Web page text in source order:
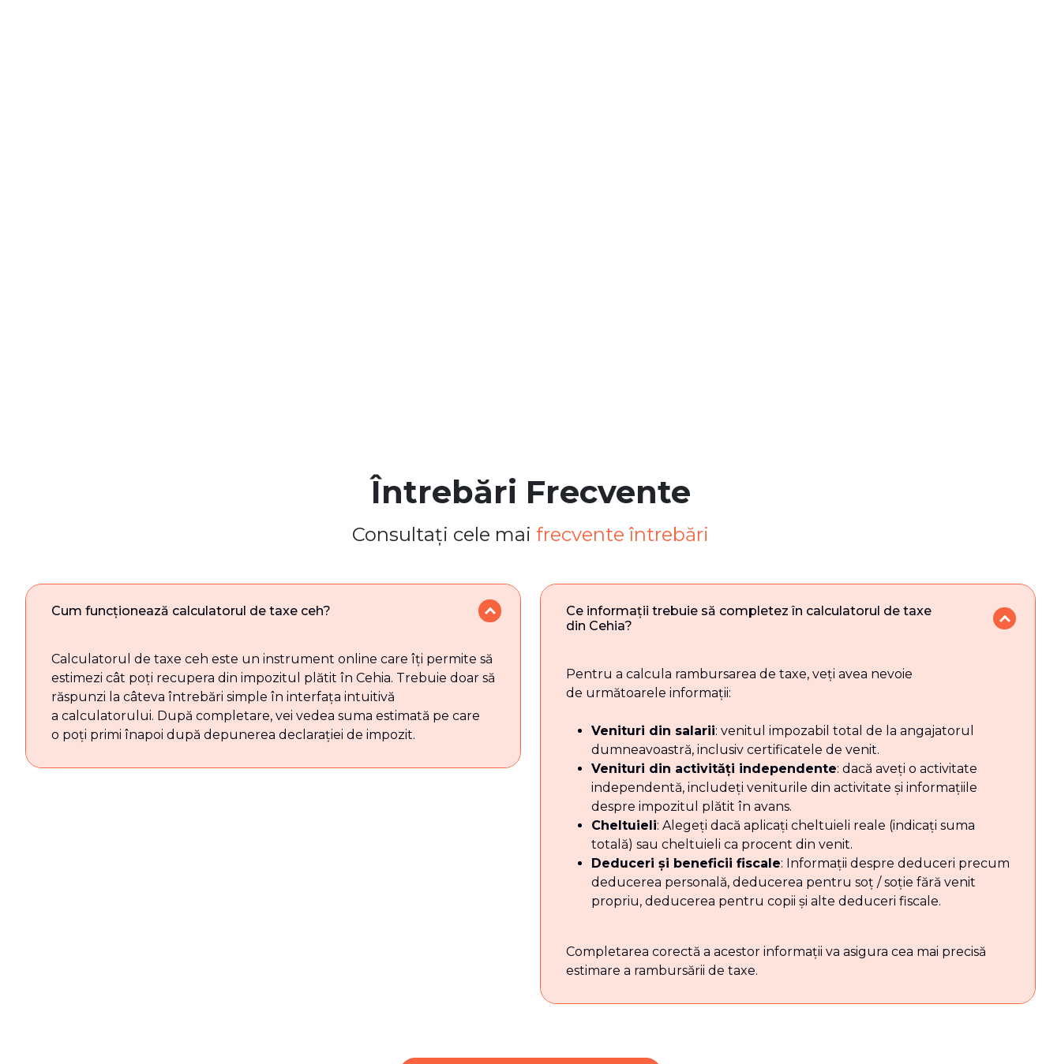
Întrebări Frecvente
Consultați cele mai frecvente întrebări
Cum funcționează calculatorul de taxe ceh?
Calculatorul de taxe ceh este un instrument online care îți permite să
estimezi cât poți recupera din impozitul plătit în Cehia. Trebuie doar să
răspunzi la câteva întrebări simple în interfața intuitivă
a calculatorului. După completare, vei vedea suma estimată pe care
o poți primi înapoi după depunerea declarației de impozit.
Ce informații trebuie să completez în calculatorul de taxe
din Cehia?
Pentru a calcula rambursarea de taxe, veți avea nevoie
de următoarele informații:
Venituri din salarii: venitul impozabil total de la angajatorul
dumneavoastră, inclusiv certificatele de venit.
Venituri din activități independente: dacă aveți o activitate
independentă, includeți veniturile din activitate și informațiile
despre impozitul plătit în avans.
Cheltuieli: Alegeți dacă aplicați cheltuieli reale (indicați suma
totală) sau cheltuieli ca procent din venit.
Deduceri și beneficii fiscale: Informații despre deduceri precum
deducerea personală, deducerea pentru soț / soție fără venit
propriu, deducerea pentru copii și alte deduceri fiscale.
Completarea corectă a acestor informații va asigura cea mai precisă
estimare a rambursării de taxe.